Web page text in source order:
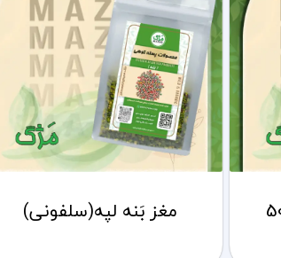
500
مغز بَنه لپه(سلفونی)